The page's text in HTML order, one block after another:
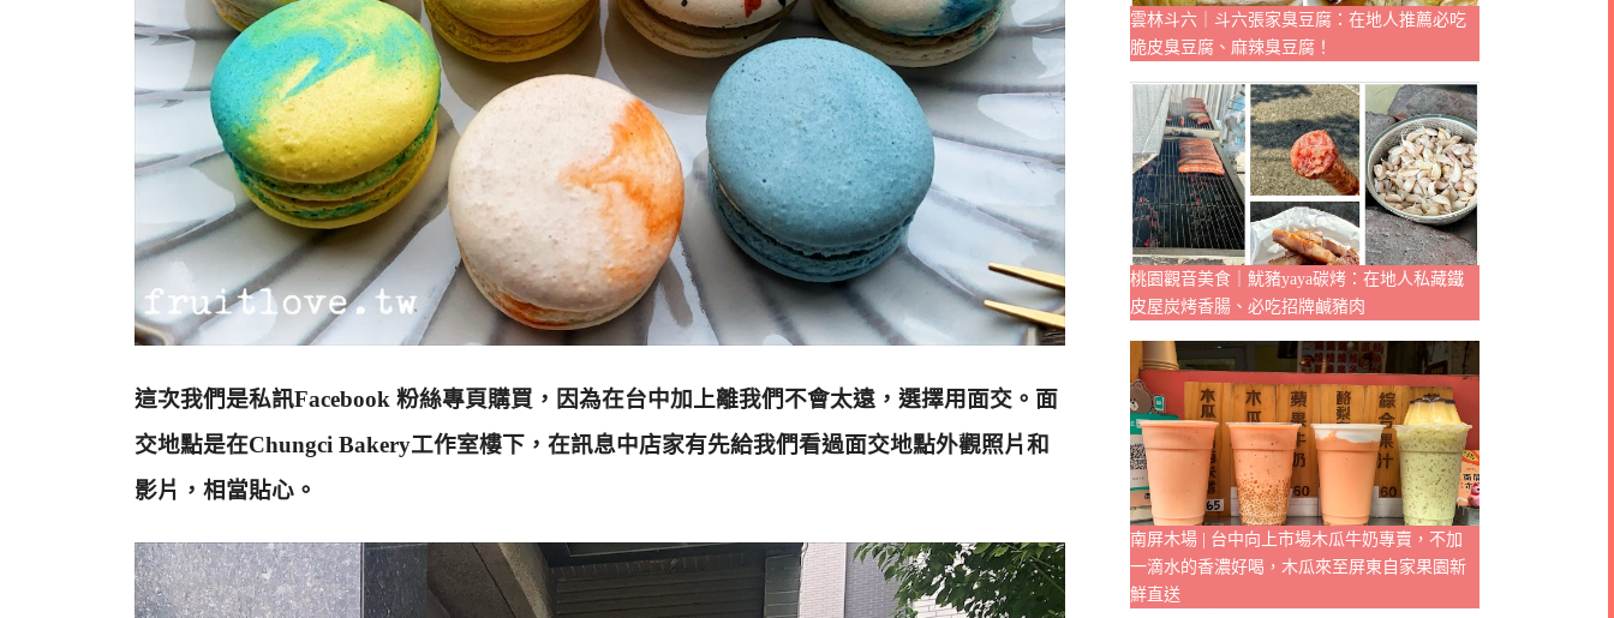
這次我們是私訊Facebook 粉絲專頁購買，因為在台中加上離我們不會太遠，選擇用面交。面
交地點是在Chungci Bakery工作室樓下，在訊息中店家有先給我們看過面交地點外觀照片和
影片，相當貼心。
雲林斗六｜斗六張家臭豆腐：在地人推薦必吃
脆皮臭豆腐、麻辣臭豆腐！
桃園觀音美食｜魷豬yaya碳烤：在地人私藏鐵
皮屋炭烤香腸、必吃招牌鹹豬肉
南屏木場 | 台中向上市場木瓜牛奶專賣，不加
一滴水的香濃好喝，木瓜來至屏東自家果園新
鮮直送